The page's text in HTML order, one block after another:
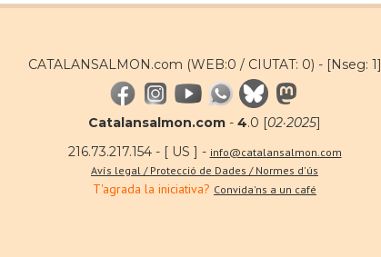
CATALANSALMON.com (WEB:0 / CIUTAT: 0) - [Nseg: 1]
Catalansalmon.com - 4.0 [02·2025]
216.73.217.154 - [ US ] - info@catalansalmon.com
Avís legal / Protecció de Dades / Normes d'ús
T'agrada la iniciativa? Convida'ns a un café